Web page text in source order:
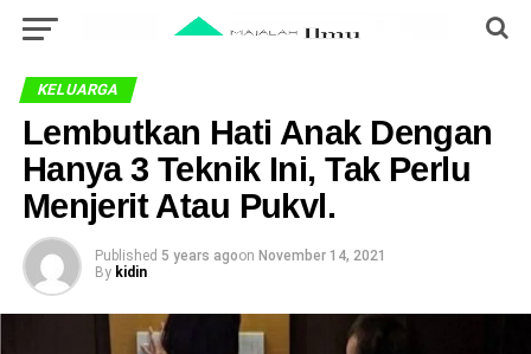
KELUARGA
Lembutkan Hati Anak Dengan
Hanya 3 Teknik Ini, Tak Perlu
Menjerit Atau Pukvl.
Published 5 years agoon November 14, 2021
By kidin